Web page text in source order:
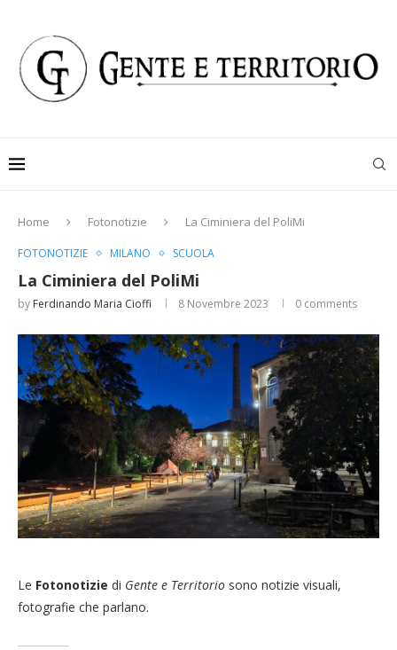
Home Fotonotizie La Ciminiera del PoliMi
FOTONOTIZIE MILANO SCUOLA
La Ciminiera del PoliMi
by Ferdinando Maria Cioffi 8 Novembre 2023 0 comments
Le Fotonotizie di Gente e Territorio sono notizie visuali,
fotografie che parlano.